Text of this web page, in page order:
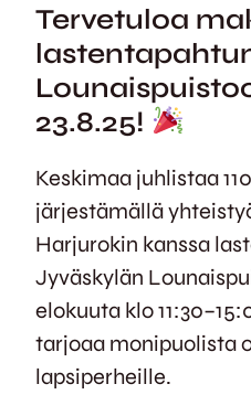
Tervetuloa
23.8.25!
Keskimaa juhlistaa
järjestämällä
Harjurokin kanssa
Jyväskylän
elokuuta klo
tarjoaa monipuolista
lapsiperheille.